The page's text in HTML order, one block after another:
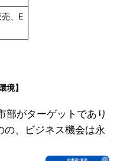
、E
境】
がターゲットであり
、ビジネス機会は永